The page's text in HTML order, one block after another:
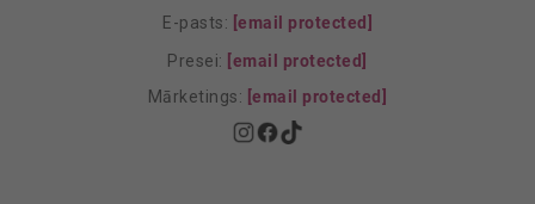
E-pasts: [email protected]
Presei: [email protected]
Mārketings: [email protected]